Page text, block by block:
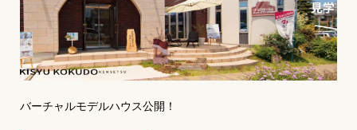
バーチャルモデルハウス公開！